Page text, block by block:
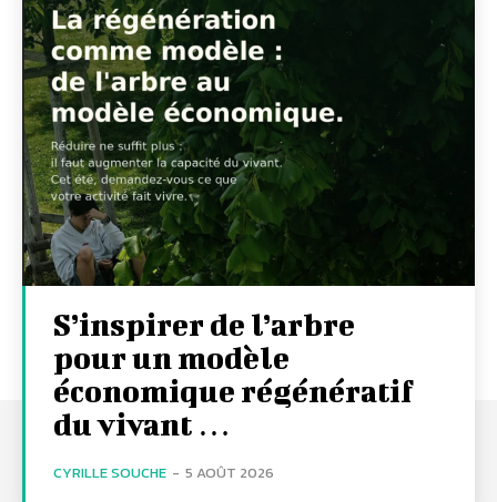
S’inspirer de l’arbre
pour un modèle
économique régénératif
du vivant …
CYRILLE SOUCHE - 5 AOÛT 2026